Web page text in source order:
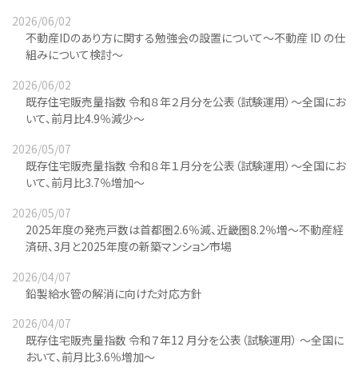
2026/06/02
不動産IDのあり方に関する勉強会の設置について～不動産 ID の仕
組みについて検討～
2026/06/02
既存住宅販売量指数 令和８年２月分を公表（試験運用）～全国にお
いて、前月比4.9％減少～
2026/05/07
既存住宅販売量指数 令和８年１月分を公表（試験運用）～全国にお
いて、前月比3.7％増加～
2026/05/07
2025年度の発売戸数は首都圏2.6％減、近畿圏8.2％増～不動産経
済研、3月と2025年度の新築マンション市場
2026/04/07
鉛製給水管の解消に向けた対応方針
2026/04/07
既存住宅販売量指数 令和７年12 月分を公表（試験運用） ～全国に
おいて、前月比3.6％増加～